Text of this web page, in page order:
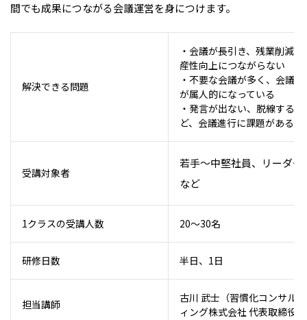
間でも成果につながる会議運営を身につけます。
解決できる問題
・会議が長引き、残業削減や
産性向上につながらない
・不要な会議が多く、会議運
が属人的になっている
・発言が出ない、脱線するな
ど、会議進行に課題がある
受講対象者
若手〜中堅社員、リーダー
など
1クラスの受講人数 20～30名
研修日数 半日、1日
担当講師
古川 武士（習慣化コンサルテ
ィング株式会社 代表取締役）